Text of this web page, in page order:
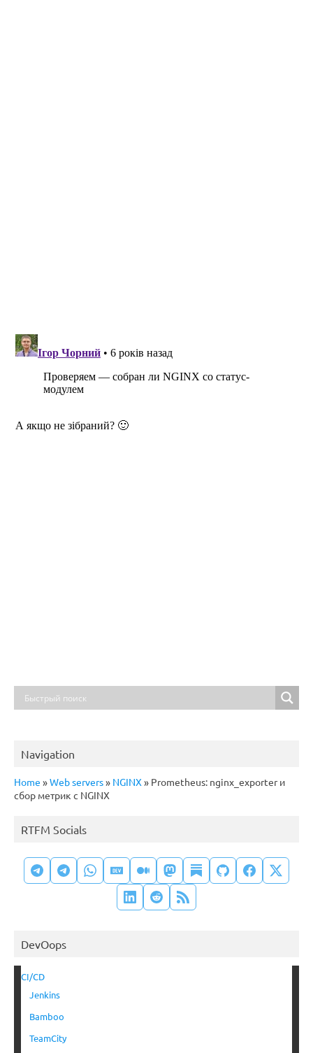
Navigation
Home »Web servers» NGINX » Prometheus: nginx_exporter и
сбор метрик с NGINX
RTFM Socials
DevOops
CI/CD
Jenkins
Bamboo
TeamCity